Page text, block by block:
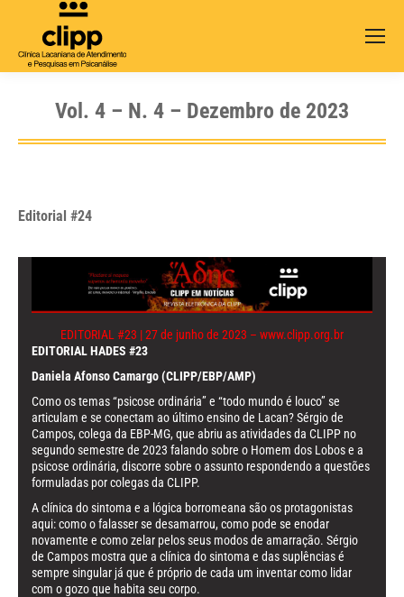
Vol. 4 – N. 4 – Dezembro de 2023
Editorial #24
EDITORIAL #23 | 27 de junho de 2023 – www.clipp.org.br
EDITORIAL HADES #23
Daniela Afonso Camargo (CLIPP/EBP/AMP)
Como os temas “psicose ordinária” e “todo mundo é louco” se
articulam e se conectam ao último ensino de Lacan? Sérgio de
Campos, colega da EBP-MG, que abriu as atividades da CLIPP no
segundo semestre de 2023 falando sobre o Homem dos Lobos e a
psicose ordinária, discorre sobre o assunto respondendo a questões
formuladas por colegas da CLIPP.
A clínica do sintoma e a lógica borromeana são os protagonistas
aqui: como o falasser se desamarrou, como pode se enodar
novamente e como zelar pelos seus modos de amarração. Sérgio
de Campos mostra que a clínica do sintoma e das suplências é
sempre singular já que é próprio de cada um inventar como lidar
com o gozo que habita seu corpo.